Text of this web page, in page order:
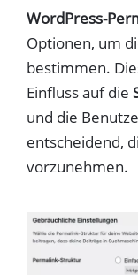
WordPress-
Optionen, um
bestimmen.
Einfluss auf die
und die
entscheidend,
vorzunehmen.